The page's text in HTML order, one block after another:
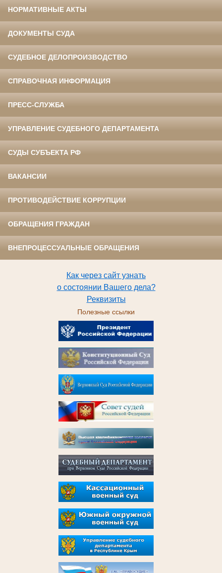
НОРМАТИВНЫЕ АКТЫ
ДОКУМЕНТЫ СУДА
СУДЕБНОЕ ДЕЛОПРОИЗВОДСТВО
СПРАВОЧНАЯ ИНФОРМАЦИЯ
ПРЕСС-СЛУЖБА
УПРАВЛЕНИЕ СУДЕБНОГО ДЕПАРТАМЕНТА
СУДЫ СУБЪЕКТА РФ
ВАКАНСИИ
ПРОТИВОДЕЙСТВИЕ КОРРУПЦИИ
ОБРАЩЕНИЯ ГРАЖДАН
ВНЕПРОЦЕССУАЛЬНЫЕ ОБРАЩЕНИЯ
Как через сайт узнать
о состоянии Вашего дела?
Реквизиты
Полезные ссылки